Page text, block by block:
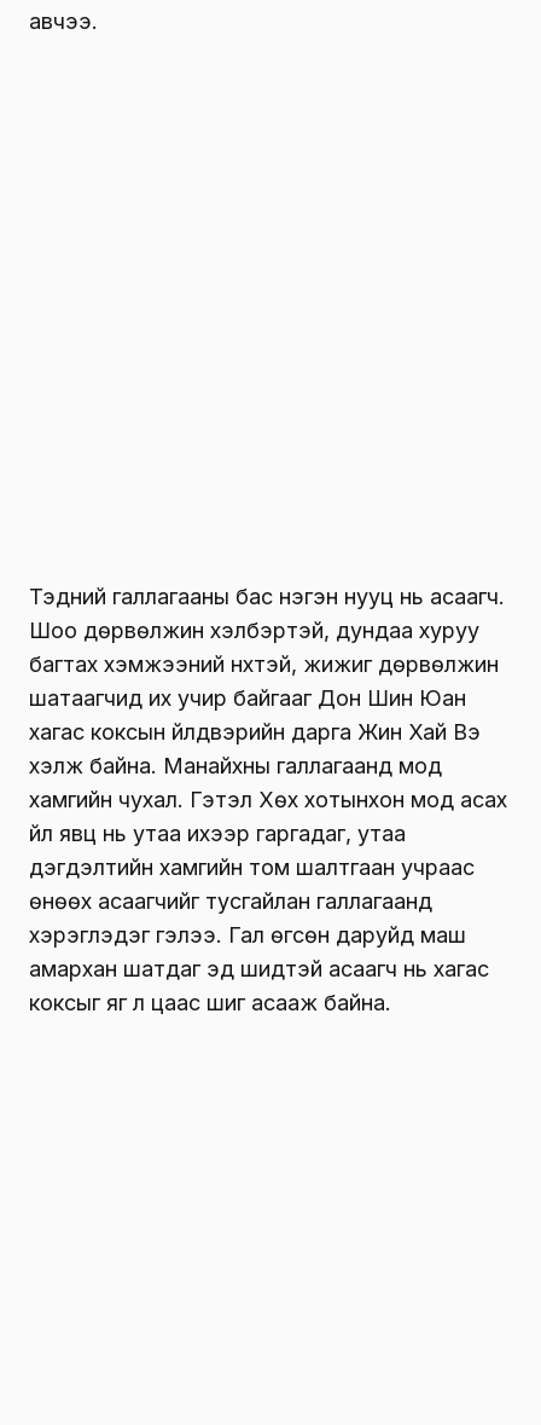
авчээ.
Тэдний галлагааны бас нэгэн нууц нь асаагч.
Шоо дөрвөлжин хэлбэртэй, дундаа хуруу
багтах хэмжээний нүхтэй, жижиг дөрвөлжин
шатаагчид их учир байгааг Дон Шин Юан
хагас коксын үйлдвэрийн дарга Жин Хай Вэ
хэлж байна. Манайхны галлагаанд мод
хамгийн чухал. Гэтэл Хөх хотынхон мод асах
үйл явц нь утаа ихээр гаргадаг, утаа
дэгдэлтийн хамгийн том шалтгаан учраас
өнөөх асаагчийг тусгайлан галлагаанд
хэрэглэдэг гэлээ. Гал өгсөн даруйд маш
амархан шатдаг эд шидтэй асаагч нь хагас
коксыг яг л цаас шиг асааж байна.